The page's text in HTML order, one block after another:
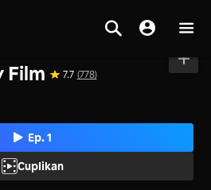
Film 7.7 (778)
Ep. 1
Cuplikan